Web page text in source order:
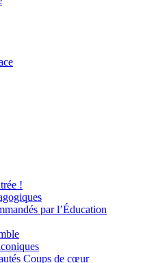
!
par l’Éducation
Coups de cœur